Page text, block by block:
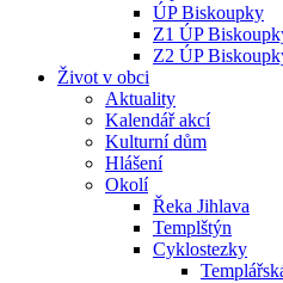
ÚP Biskoupky
Z1 ÚP
Z2 ÚP
Život v obci
Aktuality
Kalendář akcí
Kulturní dům
Hlášení
Okolí
Řeka Jihlava
Templštýn
Cyklostezky